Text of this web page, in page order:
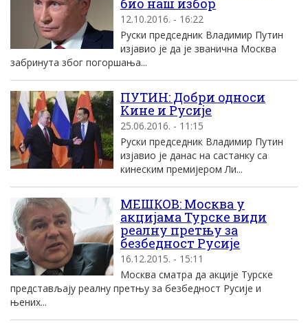
био наш избор
12.10.2016. - 16:22
Руски председник Владимир Путин
изjавио jе да jе званична Mосква
забринута због погоршања...
ПУТИН: Добри односи
Kине и Русиjе
25.06.2016. - 11:15
Руски председник Владимир Путин
изjавио jе данас на састанку са
кинеским премиjером Ли...
МЕШКОВ: Москва у
акцијама Турске види
реалну претњу за
безбедност Русије
16.12.2015. - 15:11
Москва сматра да акције Турске
представљају реалну претњу за безбедност Русије и
њених...